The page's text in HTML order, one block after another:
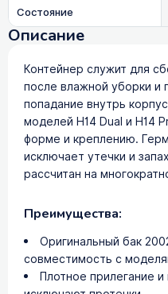
Состояние
Описание
Контейнер служит для
после влажной уборки и
попадание внутрь
моделей H14 Dual и H14
форме и креплению.
исключает утечки и
рассчитан на
Преимущества:
Оригинальный бак
совместимость с
Плотное прилегание